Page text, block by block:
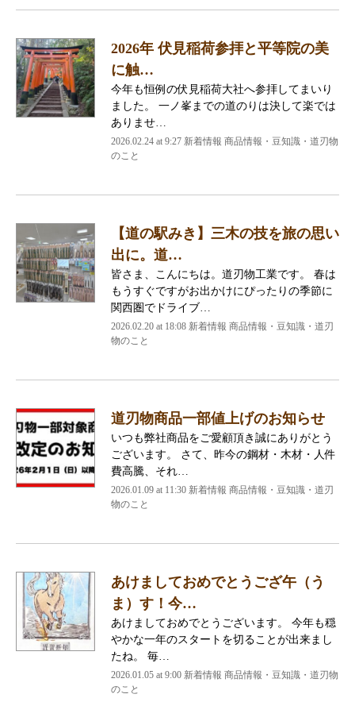
2026年 伏見稲荷参拝と平等院の美
に触…
今年も恒例の伏見稲荷大社へ参拝してまいり
ました。 一ノ峯までの道のりは決して楽では
ありませ…
2026.02.24 at 9:27 新着情報 商品情報・豆知識・道刃物
のこと
【道の駅みき】三木の技を旅の思い
出に。道…
皆さま、こんにちは。道刃物工業です。 春は
もうすぐですがお出かけにぴったりの季節に
関西圏でドライブ…
2026.02.20 at 18:08 新着情報 商品情報・豆知識・道刃
物のこと
道刃物商品一部値上げのお知らせ
いつも弊社商品をご愛顧頂き誠にありがとう
ございます。 さて、昨今の鋼材・木材・人件
費高騰、それ…
2026.01.09 at 11:30 新着情報 商品情報・豆知識・道刃
物のこと
あけましておめでとうござ午（う
ま）す！今…
あけましておめでとうございます。 今年も穏
やかな一年のスタートを切ることが出来まし
たね。 毎…
2026.01.05 at 9:00 新着情報 商品情報・豆知識・道刃物
のこと